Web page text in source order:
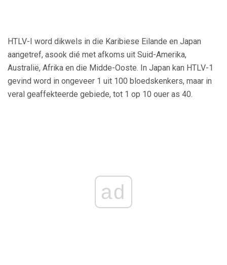
HTLV-I word dikwels in die Karibiese Eilande en Japan
aangetref, asook dié met afkoms uit Suid-Amerika,
Australië, Afrika en die Midde-Ooste. In Japan kan HTLV-1
gevind word in ongeveer 1 uit 100 bloedskenkers, maar in
veral geaffekteerde gebiede, tot 1 op 10 ouer as 40.
ad